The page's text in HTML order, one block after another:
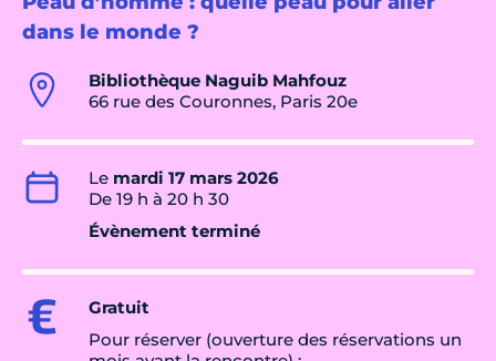
dans le monde ?
Bibliothèque Naguib Mahfouz
66 rue des Couronnes, Paris 20e
Le mardi 17 mars 2026
De 19 h à 20 h 30
Évènement terminé
Gratuit
Pour réserver (ouverture des réservations un